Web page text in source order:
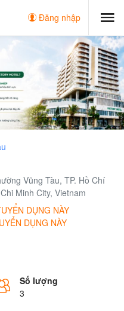
Đăng nhập
Vũng Tàu, TP. Hồ Chí
Minh City, Vietnam
DỤNG NÀY
DỤNG NÀY
Số lượng
3